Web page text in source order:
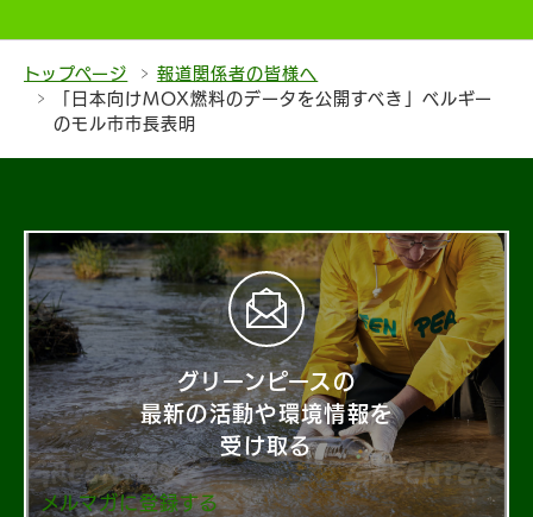
トップページ
報道関係者の皆様へ
「日本向けMOX燃料のデータを公開すべき」ベルギー
のモル市市長表明
グリーンピースの
最新の活動や環境情報を
受け取る
メルマガに登録する